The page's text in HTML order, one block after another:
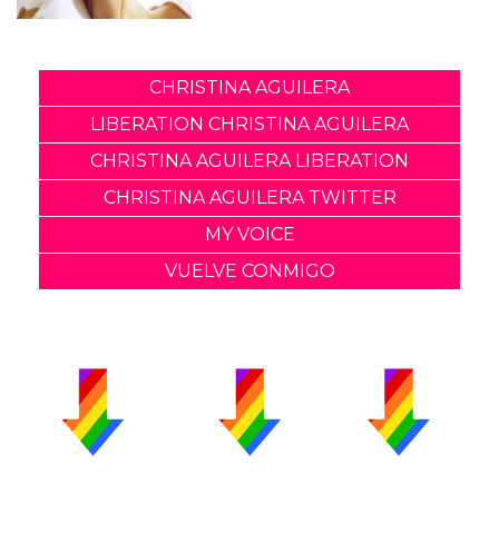
CHRISTINA AGUILERA
LIBERATION CHRISTINA AGUILERA
CHRISTINA AGUILERA LIBERATION
CHRISTINA AGUILERA TWITTER
MY VOICE
VUELVE CONMIGO